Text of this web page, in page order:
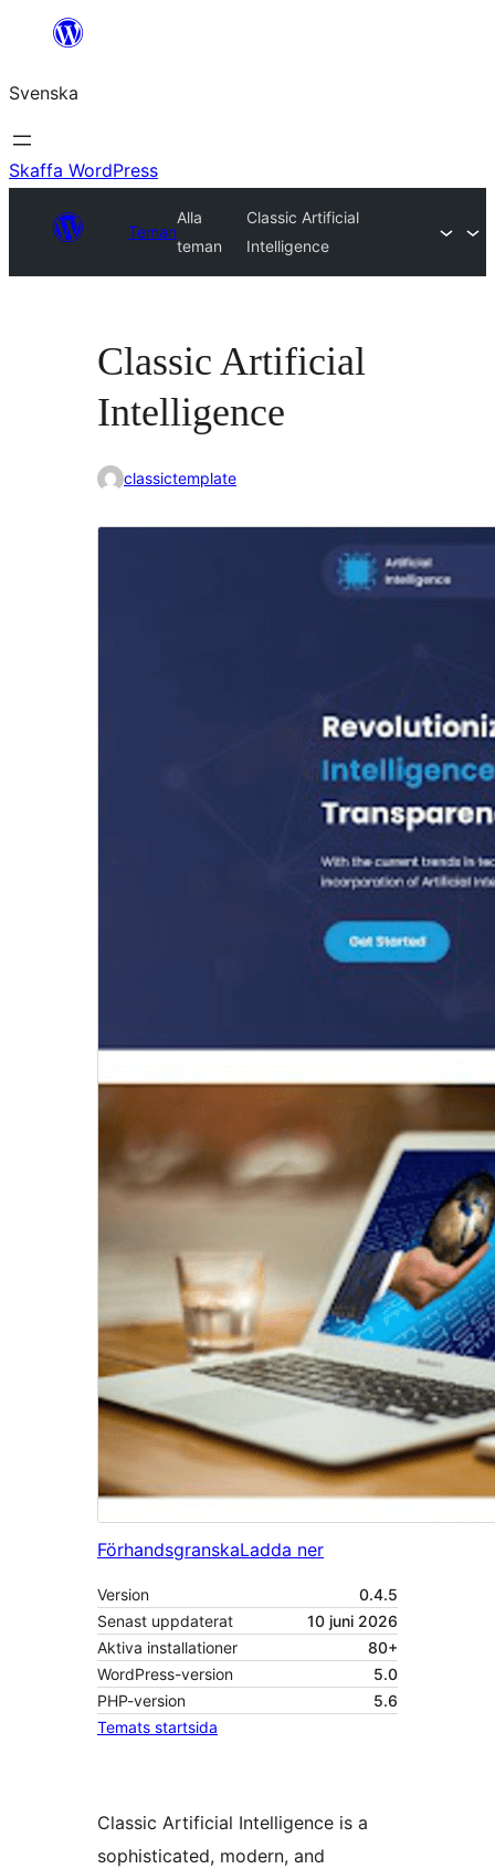
Hoppa
innehåll
Svenska
Skaffa WordPress
Teman
Alla
teman
Classic Artificial
Intelligence
Classic Artificial
Intelligence
classictemplate
FörhandsgranskaLadda ner
Version
0.4.5
Senast uppdaterat
10 juni 2026
Aktiva installationer
80+
WordPress-version
5.0
PHP-version
5.6
Temats startsida
Classic Artificial Intelligence is a
sophisticated, modern, and